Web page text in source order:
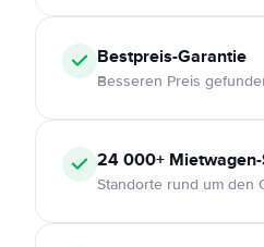
Bestpreis-Garantie
Besseren Preis
24 000+
Standorte rund um den